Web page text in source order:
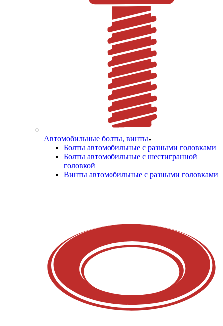
Автомобильные болты, винты
Болты автомобильные с разными головками
Болты автомобильные с шестигранной
головкой
Винты автомобильные с разными головками